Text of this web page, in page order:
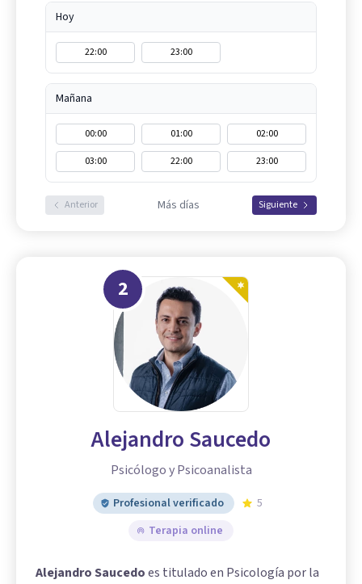
Hoy
22:00 23:00
Mañana
00:00 01:00
02:00
03:00
22:00 23:00
Anterior Más días Siguiente
2
Alejandro Saucedo
Psicólogo y Psicoanalista
Profesional verificado
5
Terapia online
Alejandro Saucedoes titulado en Psicología por la